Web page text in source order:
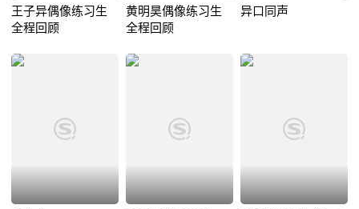
王子异偶像练习生
全程回顾
黄明昊偶像练习生
全程回顾
异口同声